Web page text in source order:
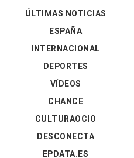
ÚLTIMAS NOTICIAS
ESPAÑA
INTERNACIONAL
DEPORTES
VÍDEOS
CHANCE
CULTURAOCIO
DESCONECTA
EPDATA.ES